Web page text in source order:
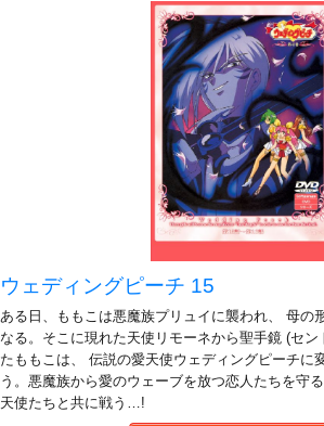
ウェディングピーチ 15
ある日、ももこは悪魔族プリュイに襲われ、 母の
なる。そこに現れた天使リモーネから聖手鏡 (セン
たももこは、 伝説の愛天使ウェディングピーチに
う。悪魔族から愛のウェーブを放つ恋人たちを守
天使たちと共に戦う…!